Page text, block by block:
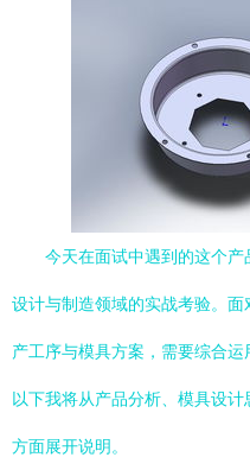
今天在面试中遇到的这个
设计与制造领域的实战考验。
产工序与模具方案，需要综合运
以下我将从产品分析、模具设
方面展开说明。